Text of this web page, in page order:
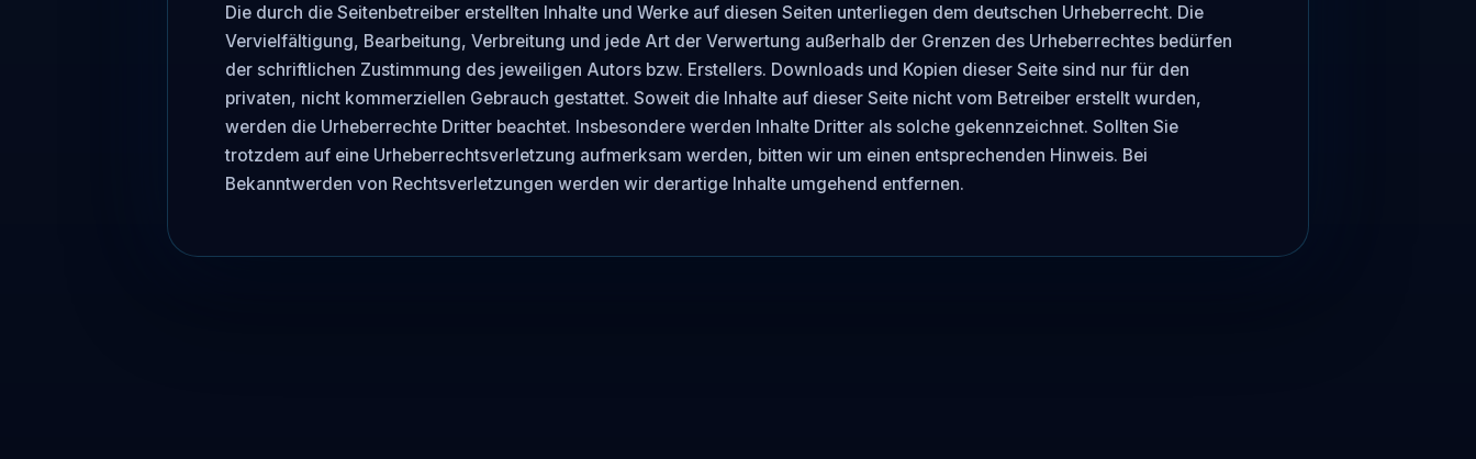
Die durch die Seitenbetreiber erstellten Inhalte und Werke auf diesen Seiten unterliegen dem deutschen Urheberrecht. Die
Vervielfältigung, Bearbeitung, Verbreitung und jede Art der Verwertung außerhalb der Grenzen des Urheberrechtes bedürfen
der schriftlichen Zustimmung des jeweiligen Autors bzw. Erstellers. Downloads und Kopien dieser Seite sind nur für den
privaten, nicht kommerziellen Gebrauch gestattet. Soweit die Inhalte auf dieser Seite nicht vom Betreiber erstellt wurden,
werden die Urheberrechte Dritter beachtet. Insbesondere werden Inhalte Dritter als solche gekennzeichnet. Sollten Sie
trotzdem auf eine Urheberrechtsverletzung aufmerksam werden, bitten wir um einen entsprechenden Hinweis. Bei
Bekanntwerden von Rechtsverletzungen werden wir derartige Inhalte umgehend entfernen.